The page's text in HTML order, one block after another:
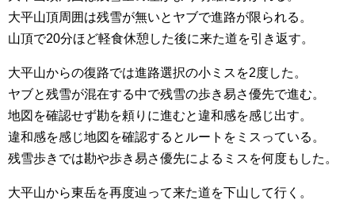
大平山頂周囲は残雪が無いとヤブで進路が限られる。
山頂で20分ほど軽食休憩した後に来た道を引き返す。
大平山からの復路では進路選択の小ミスを2度した。
ヤブと残雪が混在する中で残雪の歩き易さ優先で進む。
地図を確認せず勘を頼りに進むと違和感を感じ出す。
違和感を感じ地図を確認するとルートをミスっている。
残雪歩きでは勘や歩き易さ優先によるミスを何度もした。
大平山から東岳を再度辿って来た道を下山して行く。